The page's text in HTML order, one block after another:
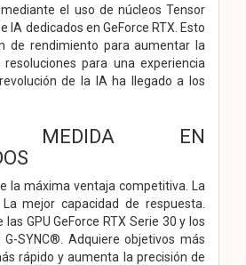
el uso de núcleos Tensor
IA dedicados en GeForce RTX. Esto
de rendimiento para aumentar la
para una experiencia
de la IA ha llegado a los
MEDIDA EN
la máxima ventaja competitiva. La
mejor capacidad de respuesta.
GPU GeForce RTX Serie 30 y los
SYNC®. Adquiere objetivos más
rápido y aumenta la precisión de